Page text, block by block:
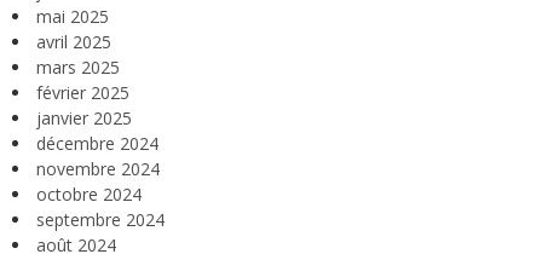
mai 2025
avril 2025
mars 2025
février 2025
janvier 2025
décembre 2024
novembre 2024
octobre 2024
septembre 2024
août 2024